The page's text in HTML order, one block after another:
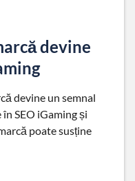
devine
devine un semnal
SEO iGaming și
poate susține